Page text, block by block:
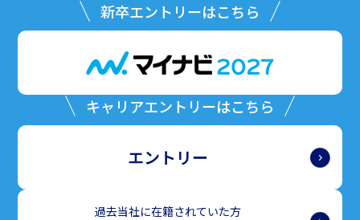
新卒エントリーはこちら
キャリアエントリーはこちら
エントリー
過去当社に在籍されていた方